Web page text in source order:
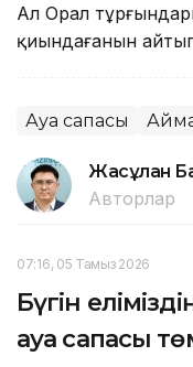
Ал Орал
қиындағанын
Ауа сапасы
Жасұлан
Авторлар
07:16, 05 Тамыз 2026
Бүгін
ауа сапасы